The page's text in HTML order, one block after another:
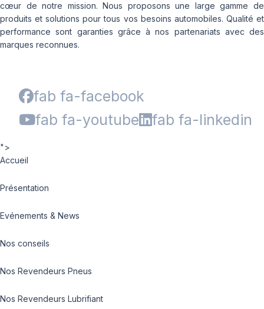
cœur de notre mission. Nous proposons une large gamme de
produits et solutions pour tous vos besoins automobiles. Qualité et
performance sont garanties grâce à nos partenariats avec des
marques reconnues.
fab fa-facebook
fab fa-youtube
fab fa-linkedin
">
Accueil
Présentation
Evénements & News
Nos conseils
Nos Revendeurs Pneus
Nos Revendeurs Lubrifiant